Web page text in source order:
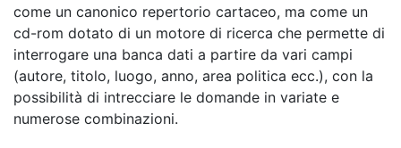
come un canonico repertorio cartaceo, ma come un
cd-rom dotato di un motore di ricerca che permette di
interrogare una banca dati a partire da vari campi
(autore, titolo, luogo, anno, area politica ecc.), con la
possibilità di intrecciare le domande in variate e
numerose combinazioni.